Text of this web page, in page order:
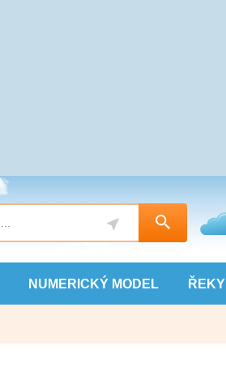
NUMERICKÝ MODEL ŘEKY